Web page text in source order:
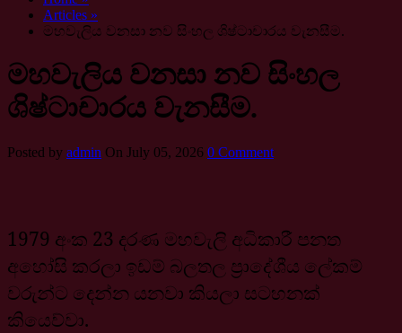
Articles »
මහවැලිය වනසා නව සිංහල ශිෂ්ටාචාරය වැනසීම.
මහවැලිය වනසා නව සිංහල
ශිෂ්ටාචාරය වැනසීම.
Posted by admin On July 05, 2026 0 Comment
1979 අංක 23 දරණ මහවැලි අධිකාරී පනත
අහෝසි කරලා ඉඩම් බලතල ප්‍රාදේශීය ලේකම්
වරුන්ට දෙන්න යනවා කියලා සටහනක්
කියෙව්වා.